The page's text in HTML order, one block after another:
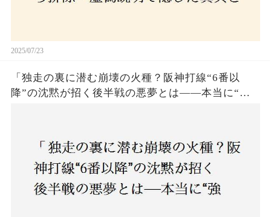
2025/07/23
「独走の裏に潜む崩壊の火種？阪神打線“6番以
降”の沈黙が招く後半戦の悪夢とは——本当に“強